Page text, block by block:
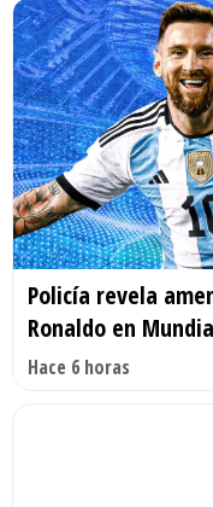
Policía revela
Ronaldo en
Hace 6 horas